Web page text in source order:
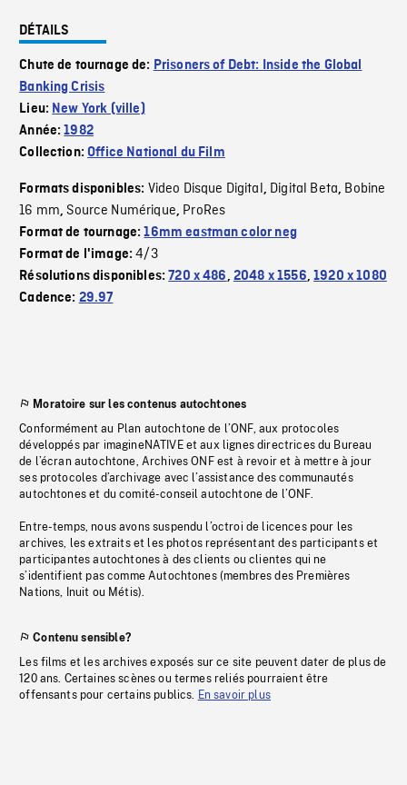
DÉTAILS
Chute de tournage de: Prisoners of Debt: Inside the Global
Banking Crisis
Lieu: New York (ville)
Année:1982
Collection:Office National du Film
Formats disponibles: Video Disque Digital, Digital Beta, Bobine
16 mm,Source Numérique, ProRes
Format de tournage:16mm eastman color neg
Format de l'image:4/3
Résolutions disponibles:720 x 486, 2048 x 1556,1920 x 1080
Cadence: 29.97
Moratoire sur les contenus autochtones
Conformément au Plan autochtone de l’ONF, aux protocoles
développés par imagineNATIVE et aux lignes directrices du Bureau
de l’écran autochtone, Archives ONF est à revoir et à mettre à jour
ses protocoles d’archivage avec l’assistance des communautés
autochtones et du comité-conseil autochtone de l’ONF.
Entre-temps, nous avons suspendu l’octroi de licences pour les
archives, les extraits et les photos représentant des participants et
participantes autochtones à des clients ou clientes qui ne
s’identifient pas comme Autochtones (membres des Premières
Nations, Inuit ou Métis).
Contenu sensible?
Les films et les archives exposés sur ce site peuvent dater de plus de
120 ans. Certaines scènes ou termes reliés pourraient être
offensants pour certains publics. En savoir plus